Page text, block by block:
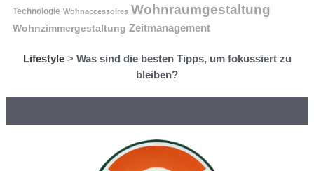
Technologie Wohnaccessoires Wohnraumgestaltung
Wohnzimmergestaltung Zeitmanagement
Lifestyle> Was sind die besten Tipps, um fokussiert zu
bleiben?